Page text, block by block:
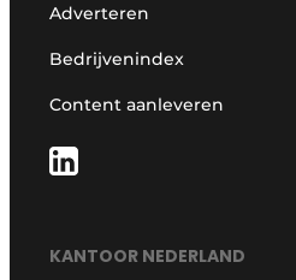
Adverteren
Bedrijvenindex
Content aanleveren
KANTOOR NEDERLAND